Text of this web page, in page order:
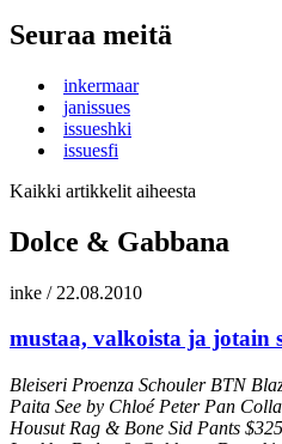
Seuraa meitä
inkermaar
janissues
issueshki
issuesfi
Kaikki artikkelit aiheesta
Dolce & Gabbana
inke / 22.08.2010
mustaa, valkoista ja jotain
Bleiseri Proenza Schouler BTN
Paita See by Chloé Peter Pan
Housut Rag & Bone Sid Pants $325,